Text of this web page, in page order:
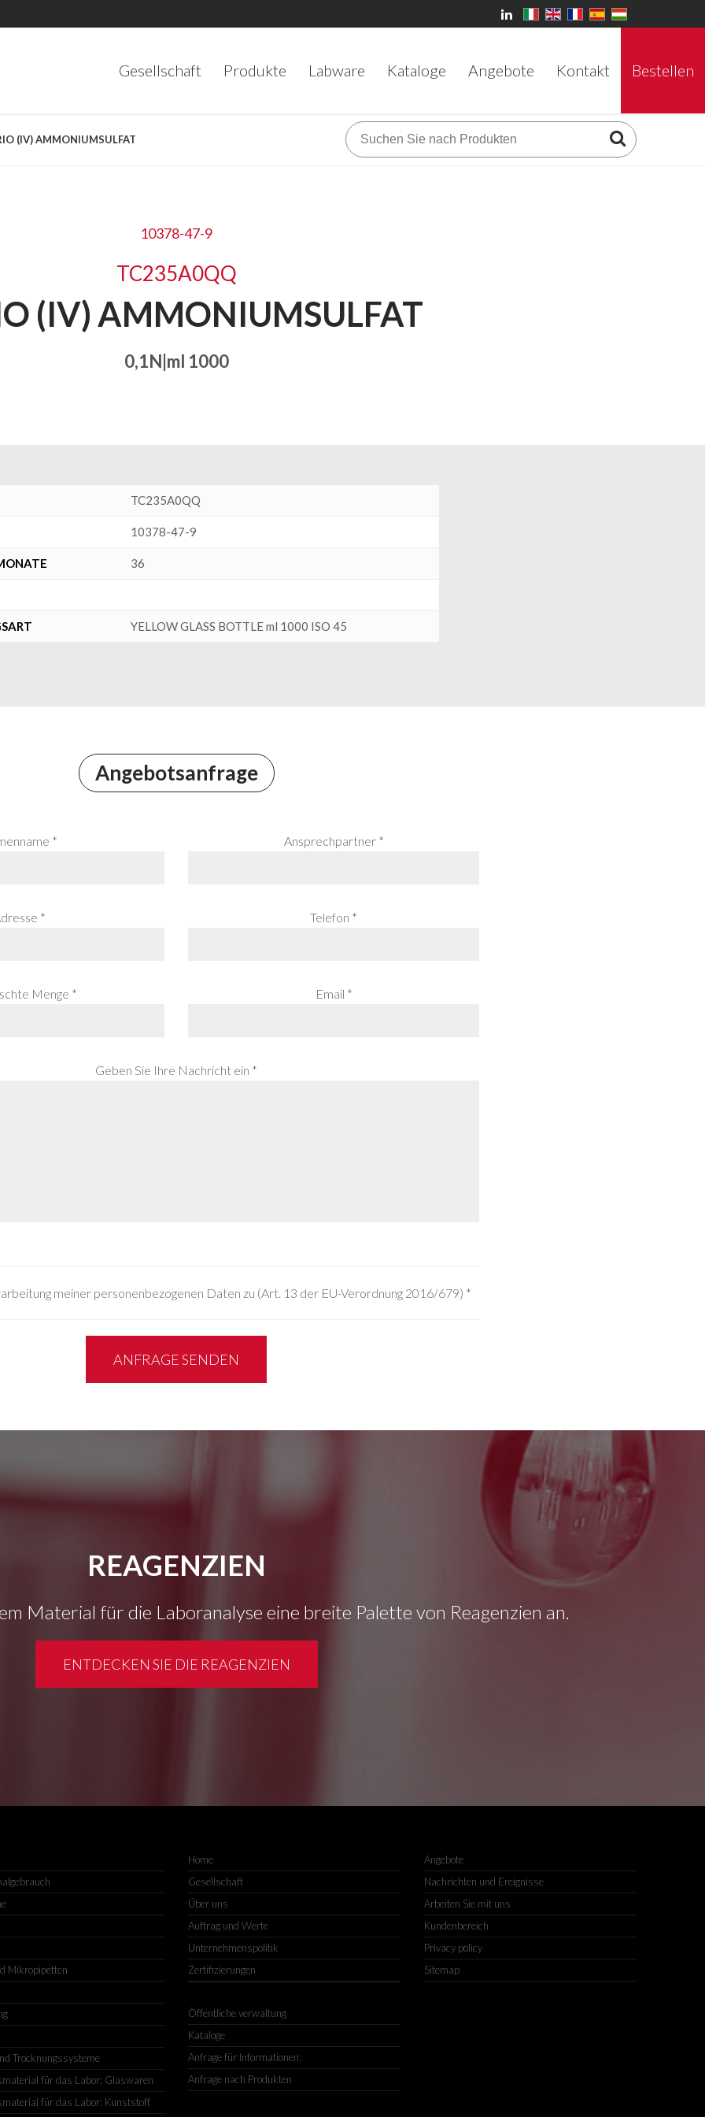
Gesellschaft Produkte Labware Kataloge Angebote Kontakt Bestellen
(IV) AMMONIUMSULFAT
10378-47-9
TC235A0QQ
(IV) AMMONIUMSULFAT
0,1N|ml 1000
TC235A0QQ
10378-47-9
36
YELLOW GLASS BOTTLE ml 1000 ISO 45
Angebotsanfrage
* Ansprechpartner *
* Telefon *
Menge * Email *
Geben Sie Ihre Nachricht ein *
meiner personenbezogenen Daten zu (Art. 13 der EU-Verordnung 2016/679) *
ANFRAGE SENDEN
REAGENZIEN
Material für die Laboranalyse eine breite Palette von Reagenzien an.
ENTDECKEN SIE DIE REAGENZIEN
Mikropipetten
Trocknungssysteme
für das Labor: Glaswaren
für das Labor: Kunststoff
Home
Gesellschaft
Über uns
Auftrag und Werte
Unternehmenspolitik
Zertifizierungen
Öffentliche verwaltung
Kataloge
Anfrage für Informationen:
Anfrage nach Produkten
Angebote
Nachrichten und Ereignisse
Arbeiten Sie mit uns
Kundenbereich
Privacy policy
Sitemap